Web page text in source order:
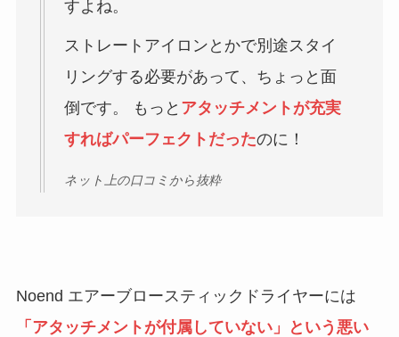
すよね。
ストレートアイロンとかで別途スタイ
リングする必要があって、ちょっと面
倒です。 もっと アタッチメントが充実
すればパーフェクトだったのに！
ネット上の口コミから抜粋
Noend エアーブロースティックドライヤーには
「アタッチメントが付属していない」という悪い